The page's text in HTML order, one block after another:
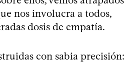
nos involucra a todos,
dosis de empatía.
con sabia precisión: